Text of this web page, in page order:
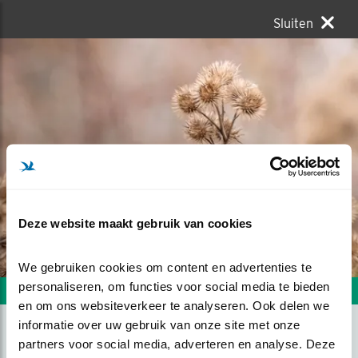
Deze website maakt gebruik van cookies
We gebruiken cookies om content en advertenties te
personaliseren, om functies voor social media te bieden
en om ons websiteverkeer te analyseren. Ook delen we
informatie over uw gebruik van onze site met onze
partners voor social media, adverteren en analyse. Deze
Sluiten
Volgende foto Vorige foto